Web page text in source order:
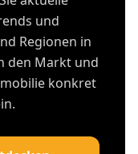
und
Regionen in
den Markt und
konkret